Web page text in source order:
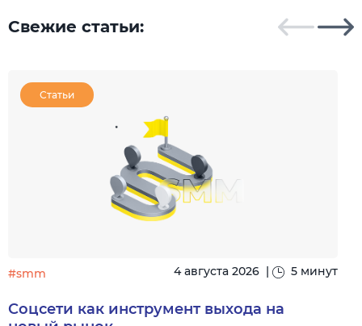
Свежие статьи:
Статьи
#smm 4 августа 2026 | 5 минут
Соцсети как инструмент выхода на